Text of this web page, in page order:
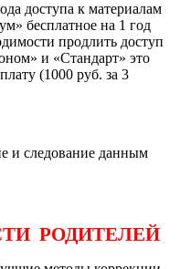
доступа к материалам
бесплатное на 1 год
продлить доступ
и «Стандарт» это
(1000 руб. за 3
и следование данным
РОДИТЕЛЕЙ